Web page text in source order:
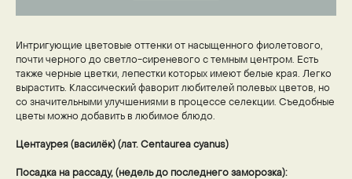
Интригующие цветовые оттенки от насыщенного фиолетового,
почти черного до светло-сиреневого с темным центром. Есть
также черные цветки, лепестки которых имеют белые края. Легко
вырастить. Классический фаворит любителей полевых цветов, но
со значительными улучшениями в процессе селекции. Съедобные
цветы можно добавить в любимое блюдо.
Центаурея (василёк) (лат. Centaurea cyanus)
Посадка на рассаду, (недель до последнего заморозка):